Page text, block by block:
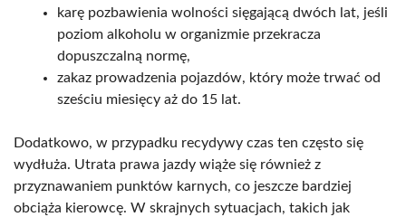
karę pozbawienia wolności sięgającą dwóch lat, jeśli
poziom alkoholu w organizmie przekracza
dopuszczalną normę,
zakaz prowadzenia pojazdów, który może trwać od
sześciu miesięcy aż do 15 lat.
Dodatkowo, w przypadku recydywy czas ten często się
wydłuża. Utrata prawa jazdy wiąże się również z
przyznawaniem punktów karnych, co jeszcze bardziej
obciąża kierowcę. W skrajnych sytuacjach, takich jak